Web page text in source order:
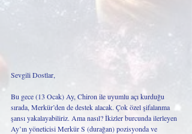
Sevgili Dostlar,
Bu gece (13 Ocak) Ay, Chiron ile uyumlu açı kurduğu
sırada, Merkür’den de destek alacak. Çok özel şifalanma
şansı yakalayabiliriz. Ama nasıl? İkizler burcunda ilerleyen
Ay’ın yöneticisi Merkür S (durağan) pozisyonda ve